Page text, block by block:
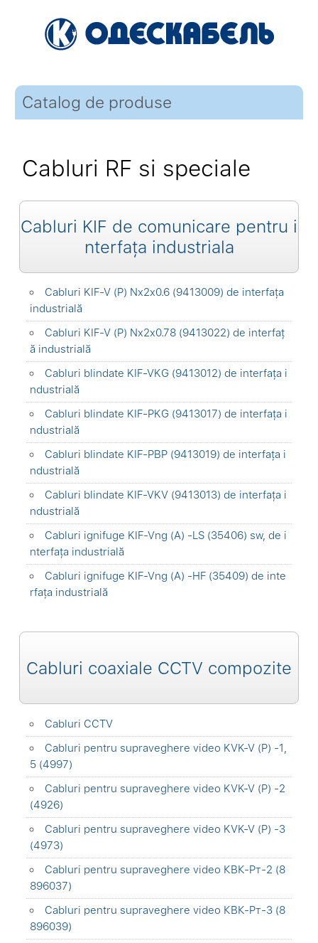
Catalog de produse
Cabluri RF si speciale
Cabluri KIF de comunicare pentru i
nterfața industriala
Cabluri KIF-V (P) Nx2x0.6 (9413009) de interfața
industrială
Cabluri KIF-V (P) Nx2x0.78 (9413022) de interfaț
ă industrială
Cabluri blindate KIF-VKG (9413012) de interfața i
ndustrială
Cabluri blindate KIF-PKG (9413017) de interfața i
ndustrială
Cabluri blindate KIF-PBP (9413019) de interfața i
ndustrială
Cabluri blindate KIF-VKV (9413013) de interfața i
ndustrială
Cabluri ignifuge KIF-Vng (A) -LS (35406) sw, de i
nterfața industrială
Cabluri ignifuge KIF-Vng (A) -HF (35409) de inte
rfața industrială
Cabluri coaxiale CCTV compozite
Cabluri CCTV
Cabluri pentru supraveghere video KVK-V (P) -1,
5 (4997)
Cabluri pentru supraveghere video KVK-V (P) -2
(4926)
Cabluri pentru supraveghere video KVK-V (P) -3
(4973)
Cabluri pentru supraveghere video КВК-Pт-2 (8
896037)
Cabluri pentru supraveghere video КВК-Pт-3 (8
896039)